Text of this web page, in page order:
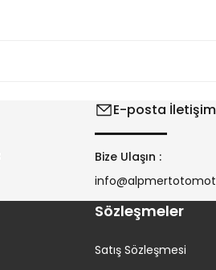
E-posta İletişim
Bize Ulaşın :
Sözleşmeler
Satış Sözleşmesi